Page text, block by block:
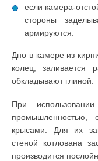
если камера-
стороны
армируются.
Дно в камере из
колец, заливается
обкладывают глиной.
При
промышленностью,
крысами. Для их
стеной котлована
производится